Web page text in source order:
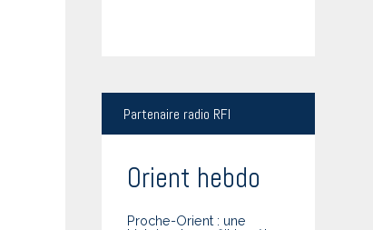
Partenaire radio RFI
Orient hebdo
Proche-Orient : une